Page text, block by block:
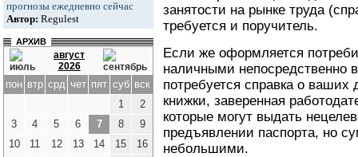
прогнозы ежедневно сейчас
Автор: Regulest
АРХИВ
август
2026
пон втр срд чет пят суб вск
1
2
3
4 5 6 7 8
9
10
11 12 13 14 15
16
занятости на рынке труда
требуется и поручитель.
Если же оформляется
наличными непосредственно
потребуется справка о ваших
книжки, заверенная
которые могут выдать
предъявлении паспорта, но
небольшими.